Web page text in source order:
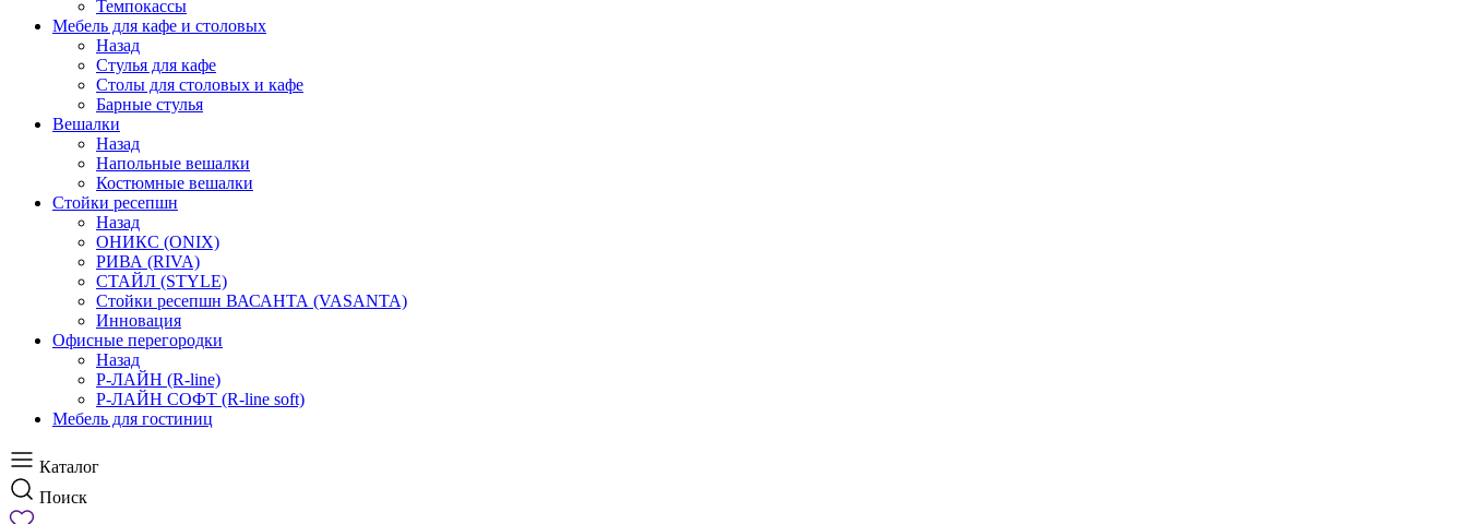
Темпокассы
Мебель для кафе и столовых
Назад
Стулья для кафе
Столы для столовых и кафе
Барные стулья
Вешалки
Назад
Напольные вешалки
Костюмные вешалки
Стойки ресепшн
Назад
ОНИКС (ONIX)
РИВА (RIVA)
СТАЙЛ (STYLE)
Стойки ресепшн ВАСАНТА (VASANTA)
Инновация
Офисные перегородки
Назад
Р-ЛАЙН (R-line)
Р-ЛАЙН СОФТ (R-line soft)
Мебель для гостиниц
Каталог
Поиск